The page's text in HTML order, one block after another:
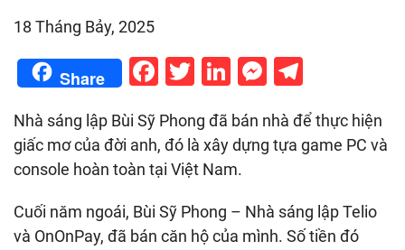
18 Tháng Bảy, 2025
Share Facebook
Twitter
LinkedIn
Nhà sáng lập Bùi Sỹ Phong đã bán nhà để thực hiện
giấc mơ của đời anh, đó là xây dựng tựa game PC và
console hoàn toàn tại Việt Nam.
Cuối năm ngoái, Bùi Sỹ Phong – Nhà sáng lập Telio
và OnOnPay, đã bán căn hộ của mình. Số tiền đó